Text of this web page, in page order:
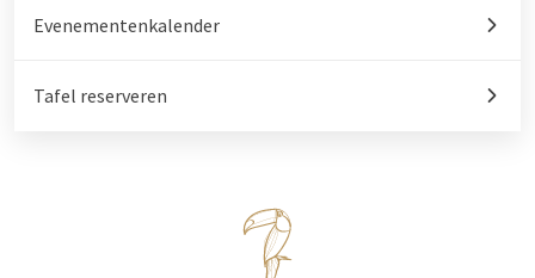
Evenementenkalender
Tafel reserveren